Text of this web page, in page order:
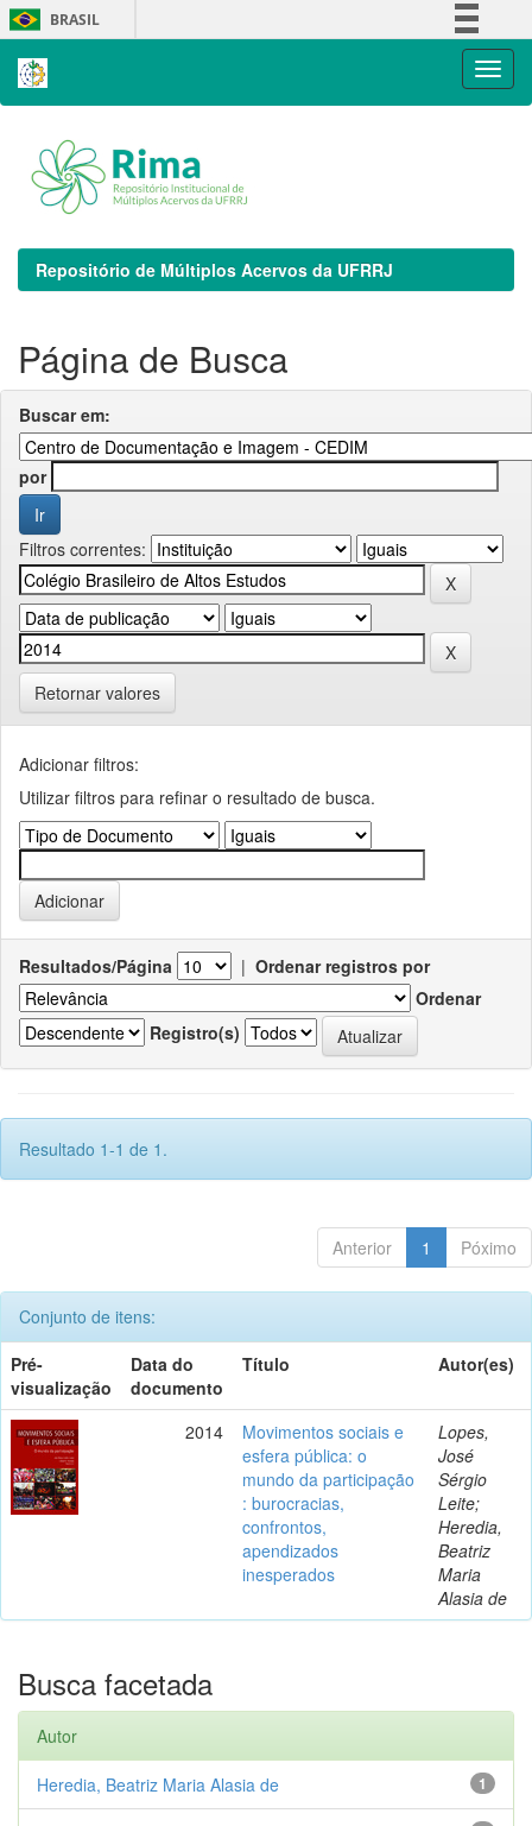
Skip
navigation
BRASIL
Repositório de Múltiplos Acervos da UFRRJ
Página de Busca
Buscar em:
por
Filtros correntes:
Retornar valores
Adicionar filtros:
Utilizar filtros para refinar o resultado de busca.
Resultados/Página | Ordenar registros por
Ordenar
Registro(s)
Resultado 1-1 de 1.
Anterior 1 Póximo
Conjunto de itens:
Pré-
visualização
Data do
documento
Título Autor(es)
2014
Movimentos sociais e
esfera pública: o
mundo da participação
: burocracias,
confrontos,
apendizados
inesperados
Lopes,
José
Sérgio
Leite;
Heredia,
Beatriz
Maria
Alasia de
Busca facetada
Autor
1
Heredia, Beatriz Maria Alasia de